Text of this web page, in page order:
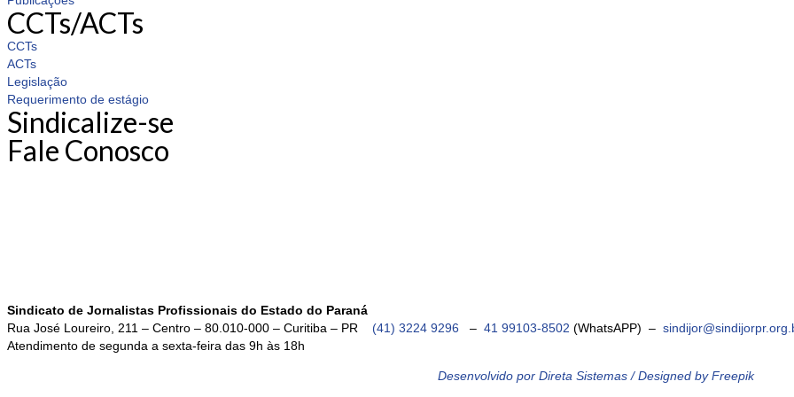
CCTs/ACTs
CCTs
ACTs
Legislação
Requerimento de estágio
Sindicalize-se
Fale Conosco
Sindicato de Jornalistas Profissionais do Estado do Paraná
Rua José Loureiro, 211 – Centro – 80.010-000 – Curitiba – PR (41) 3224 9296 – 41 99103-8502 (WhatsAPP) –
Atendimento de segunda a sexta-feira das 9h às 18h
Desenvolvido por Direta Sistemas /Designed by Freepik